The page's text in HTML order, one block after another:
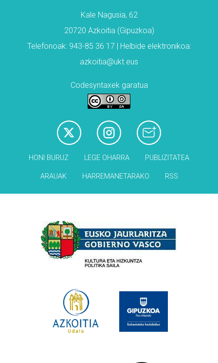
Kale Nagusia, 62
20720 Azkoitia (Gipuzkoa)
Telefonoak: 943-85 36 17 | Helbide elektronikoa:
azkoitia@ukt.eus
Codesyntaxek garatua
HONI BURUZ LEGE OHARRA PUBLIZITATEA
ARAUAK HARREMANETARAKO RSS